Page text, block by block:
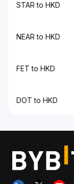
STAR to HKD
NEAR to HKD
FET to HKD
DOT to HKD